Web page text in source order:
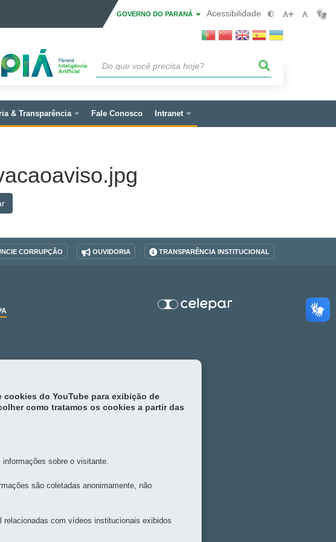
GOVERNO DO PARANÁ Acessibilidade
& Transparência Fale Conosco Intranet
CORRUPÇÃO OUVIDORIA TRANSPARÊNCIA INSTITUCIONAL
do YouTube para exibição de
como tratamos os cookies a partir das
sobre o visitante.
são coletadas anonimamente, não
com vídeos institucionais exibidos